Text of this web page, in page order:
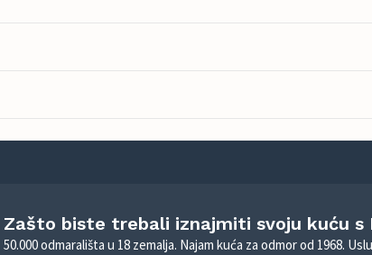
Zašto biste trebali iznajmiti svoju kuću s
50.000 odmarališta u 18 zemalja. Najam kuća za odmor od 1968.